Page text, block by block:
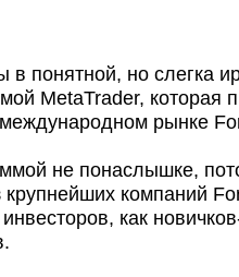
в понятной, но слегка
MetaTrader, которая
рынке
не понаслышке,
компаний
как